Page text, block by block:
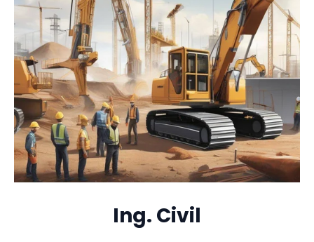
Ing. Civil